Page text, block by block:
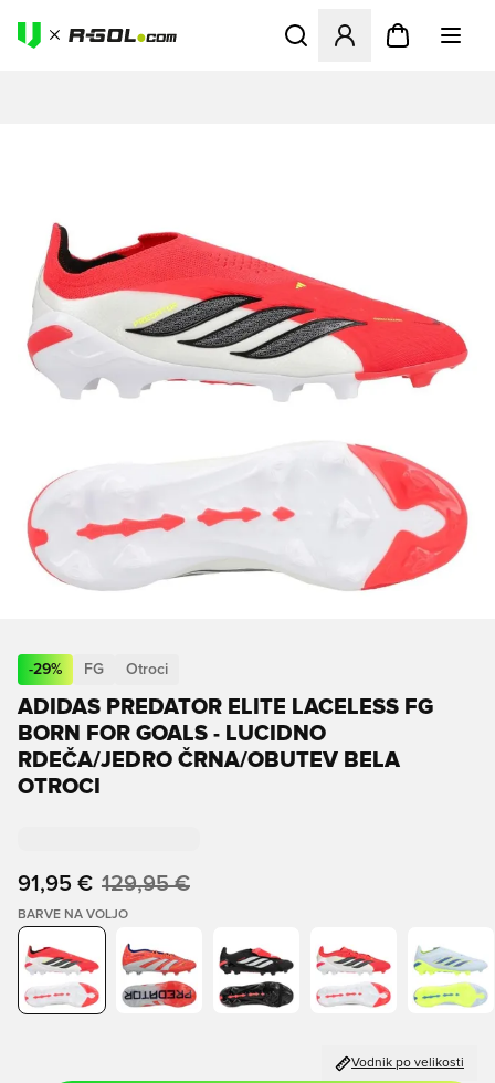
Odpre Modal za prijavo ali
-29% FG Otroci
ADIDAS PREDATOR ELITE LACELESS FG
BORN FOR GOALS - LUCIDNO
RDEČA/JEDRO ČRNA/OBUTEV BELA
OTROCI
91,95 € 129,95 €
BARVE NA VOLJO
Vodnik po velikosti